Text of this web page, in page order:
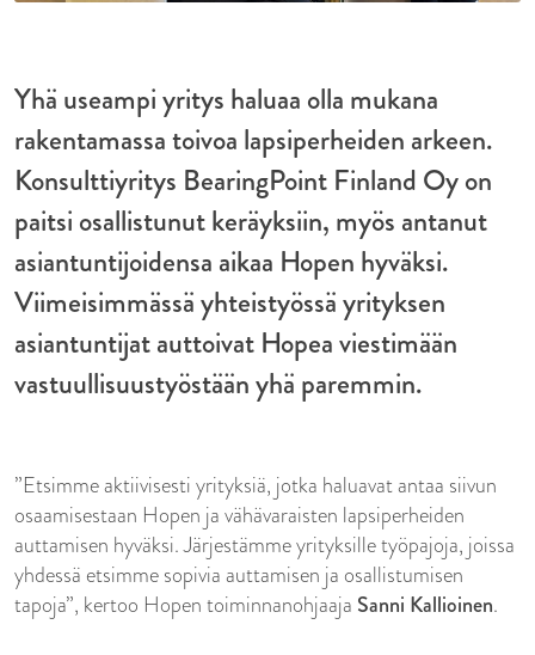
Yhä useampi yritys haluaa olla mukana
rakentamassa toivoa lapsiperheiden arkeen.
Konsulttiyritys BearingPoint Finland Oy on
paitsi osallistunut keräyksiin, myös antanut
asiantuntijoidensa aikaa Hopen hyväksi.
Viimeisimmässä yhteistyössä yrityksen
asiantuntijat auttoivat Hopea viestimään
vastuullisuustyöstään yhä paremmin.
”Etsimme aktiivisesti yrityksiä, jotka haluavat antaa siivun
osaamisestaan Hopen ja vähävaraisten lapsiperheiden
auttamisen hyväksi. Järjestämme yrityksille työpajoja, joissa
yhdessä etsimme sopivia auttamisen ja osallistumisen
tapoja”, kertoo Hopen toiminnanohjaaja Sanni Kallioinen.